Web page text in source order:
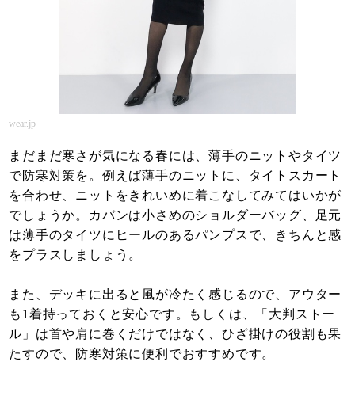
wear.jp
まだまだ寒さが気になる春には、薄手のニットやタイツ
で防寒対策を。例えば薄手のニットに、タイトスカート
を合わせ、ニットをきれいめに着こなしてみてはいかが
でしょうか。カバンは小さめのショルダーバッグ、足元
は薄手のタイツにヒールのあるパンプスで、きちんと感
をプラスしましょう。
また、デッキに出ると風が冷たく感じるので、アウター
も1着持っておくと安心です。もしくは、「大判ストー
ル」は首や肩に巻くだけではなく、ひざ掛けの役割も果
たすので、防寒対策に便利でおすすめです。